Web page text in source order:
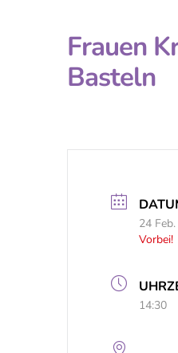
Frauen
Basteln
24
Vorbei!
14:30